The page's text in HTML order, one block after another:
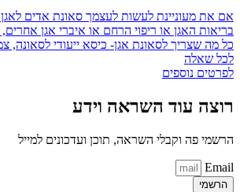
אם את מעוניינת לעשות לעצמך סאונת אדים לאגן
בריאות האגן או ריפוי הרחם או איברי אגן
כל מה שצריך לסאונת אגן- כיסא ייעודי לסאונה,
לכל שאלה
לפרטים נוספים
רוצה עוד השראה וידע
הרשמי פה וקבלי השראה, תוכן ועדכונים למייל
Email
הרשמי